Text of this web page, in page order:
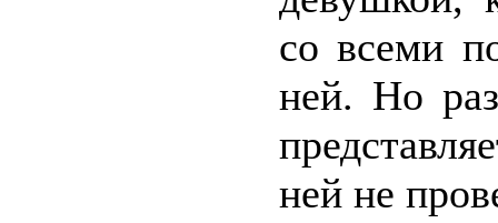
со всеми
ней. Но
ней не